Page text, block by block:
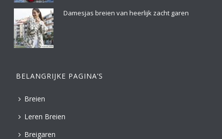
Damesjas breien van heerlijk zacht garen
BELANGRIJKE PAGINA’S
Breien
Leren Breien
Breigaren